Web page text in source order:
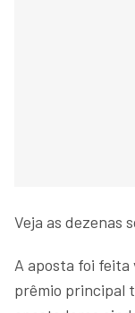
Veja as dezenas
A aposta foi feita
prêmio principal